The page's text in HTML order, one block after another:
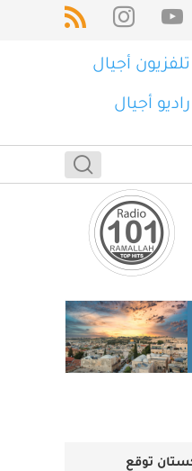
تلفزيون أجيال
راديو أجيال
توقع